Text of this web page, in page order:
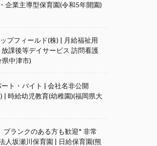
企業主導型保育園(令和5年開園)
プフィールド(株) | 月給福祉用
課後等デイサービス 訪問看護
中津市)
ト・バイト | 会社名非公開
| 時給幼児教育(幼稚園)(福岡県大
ブランクのある方も歓迎* 非常
人坂瀬川保育園 | 日給保育園(熊